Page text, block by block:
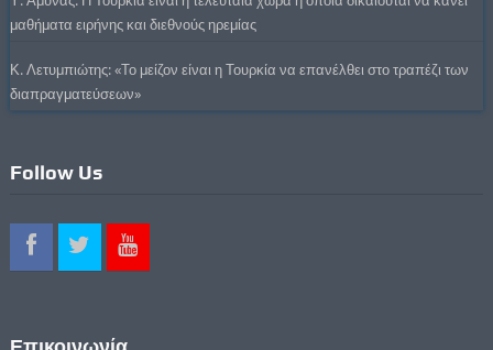
μαθήματα ειρήνης και διεθνούς ηρεμίας
Κ. Λετυμπιώτης: «Το μείζον είναι η Τουρκία να επανέλθει στο τραπέζι των
διαπραγματεύσεων»
Follow Us